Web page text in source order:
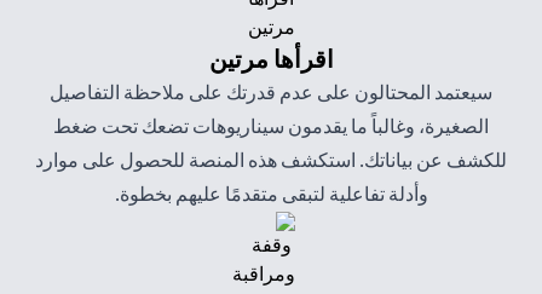
اقرأها مرتين
سيعتمد المحتالون على عدم قدرتك على ملاحظة التفاصيل
الصغيرة، وغالباً ما يقدمون سيناريوهات تضعك تحت ضغط
للكشف عن بياناتك. استكشف هذه المنصة للحصول على موارد
وأدلة تفاعلية لتبقى متقدمًا عليهم بخطوة.